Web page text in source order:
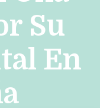
Su
En